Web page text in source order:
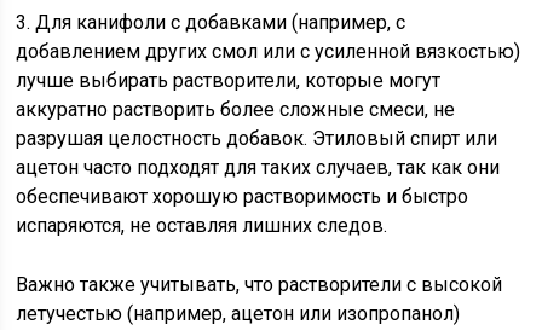
3. Для канифоли с добавками (например, с
добавлением других смол или с усиленной вязкостью)
лучше выбирать растворители, которые могут
аккуратно растворить более сложные смеси, не
разрушая целостность добавок. Этиловый спирт или
ацетон часто подходят для таких случаев, так как они
обеспечивают хорошую растворимость и быстро
испаряются, не оставляя лишних следов.
Важно также учитывать, что растворители с высокой
летучестью (например, ацетон или изопропанол)